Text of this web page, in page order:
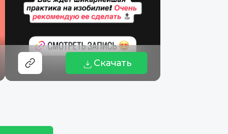
Скачать